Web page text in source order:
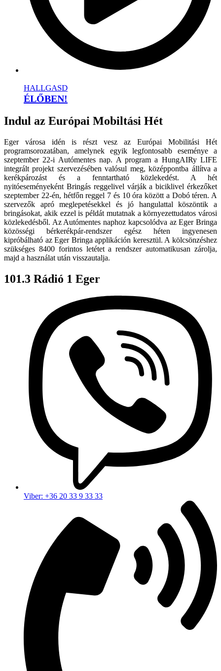
HALLGASD
ÉLŐBEN!
Indul az Európai Mobiltási Hét
Eger városa idén is részt vesz az Európai Mobilitási Hét
szeptember 22-i Autómentes nap. A program a HungAIRy LIFE
integrált projekt szervezésében valósul meg, középpontba állítva a
kerékpározást és a fenntartható közlekedést. A hét
nyitóeseményeként Bringás reggelivel várják a biciklivel érkezőket
szeptember 22-én, hétfőn reggel 7 és 10 óra között a Dobó téren. A
szervezők apró meglepetésekkel és jó hangulattal köszöntik a
bringásokat, akik ezzel is példát mutatnak a környezettudatos városi
közlekedésből. Az Autómentes naphoz kapcsolódva az Eger Bringa
közösségi bérkerékpár-rendszer egész héten ingyenesen
kipróbálható az Eger Bringa applikáción keresztül. A kölcsönzéshez
szükséges 8400 forintos letétet a rendszer automatikusan zárolja,
majd a használat után visszautalja.
101.3 Rádió 1 Eger
Viber: +36 20 33 9 33 33